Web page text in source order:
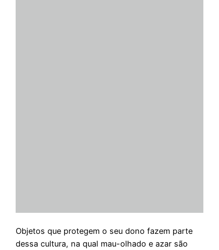
Objetos que protegem o seu dono fazem parte
dessa cultura, na qual mau-olhado e azar são